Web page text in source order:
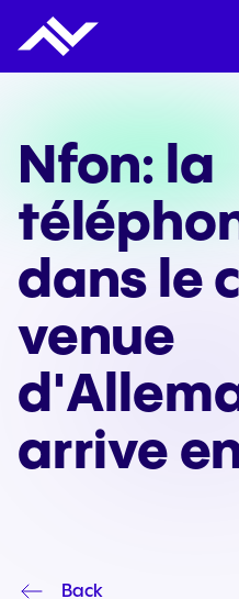
Nfon: la
dans le
venue
arrive
Back